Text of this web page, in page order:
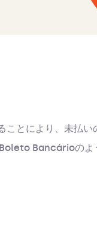
とにより、未払
Bancárioの